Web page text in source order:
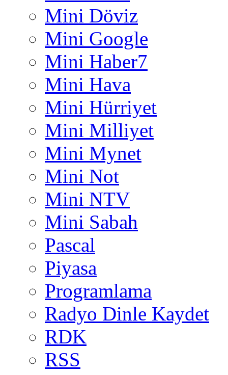
Mini Döviz
Mini Google
Mini Haber7
Mini Hava
Mini Hürriyet
Mini Milliyet
Mini Mynet
Mini Not
Mini NTV
Mini Sabah
Pascal
Piyasa
Programlama
Radyo Dinle Kaydet
RDK
RSS